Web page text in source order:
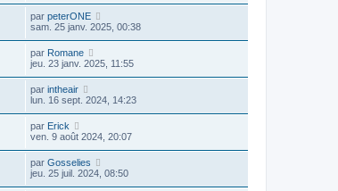
par peterONE
sam. 25 janv. 2025, 00:38
par Romane
jeu. 23 janv. 2025, 11:55
par intheair
lun. 16 sept. 2024, 14:23
par Erick
ven. 9 août 2024, 20:07
par Gosselies
jeu. 25 juil. 2024, 08:50